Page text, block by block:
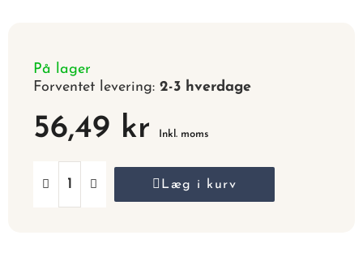
På lager
Forventet levering: 2-3 hverdage
56,49 kr Inkl. moms
Læg i kurv